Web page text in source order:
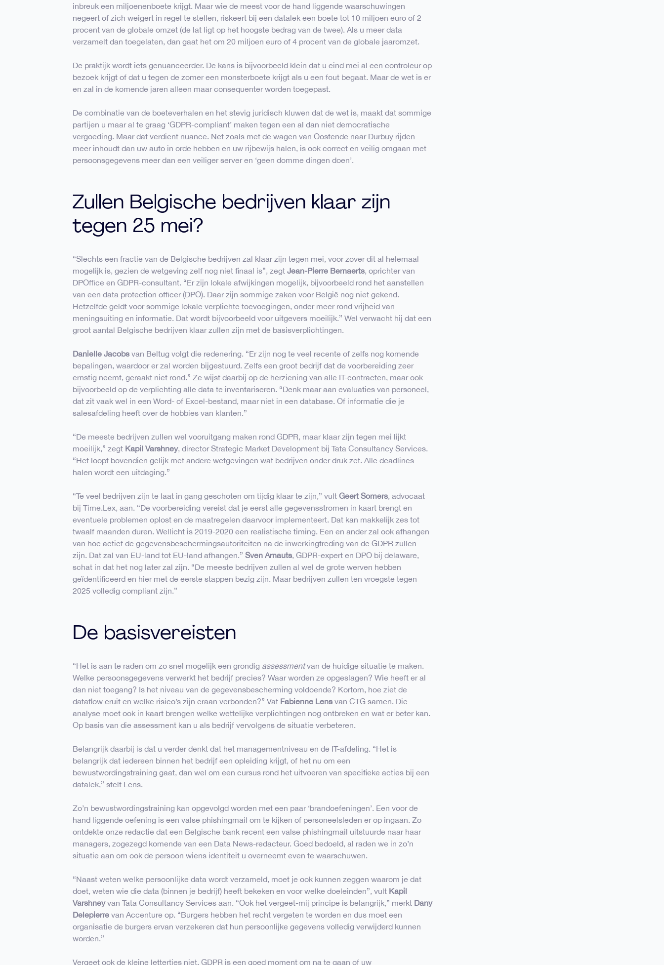
inbreuk een miljoenenboete krijgt. Maar wie de meest voor de hand liggende waarschuwingen
negeert of zich weigert in regel te stellen, riskeert bij een datalek een boete tot 10 miljoen euro of 2
procent van de globale omzet (de lat ligt op het hoogste bedrag van de twee). Als u meer data
verzamelt dan toegelaten, dan gaat het om 20 miljoen euro of 4 procent van de globale jaaromzet.
De praktijk wordt iets genuanceerder. De kans is bijvoorbeeld klein dat u eind mei al een controleur op
bezoek krijgt of dat u tegen de zomer een monsterboete krijgt als u een fout begaat. Maar de wet is er
en zal in de komende jaren alleen maar consequenter worden toegepast.
De combinatie van de boeteverhalen en het stevig juridisch kluwen dat de wet is, maakt dat sommige
partijen u maar al te graag ‘GDPR-compliant’ maken tegen een al dan niet democratische
vergoeding. Maar dat verdient nuance. Net zoals met de wagen van Oostende naar Durbuy rijden
meer inhoudt dan uw auto in orde hebben en uw rijbewijs halen, is ook correct en veilig omgaan met
persoonsgegevens meer dan een veiliger server en ‘geen domme dingen doen’.
Zullen Belgische bedrijven klaar zijn
tegen 25 mei?
“Slechts een fractie van de Belgische bedrijven zal klaar zijn tegen mei, voor zover dit al helemaal
mogelijk is, gezien de wetgeving zelf nog niet finaal is”, zegtJean-Pierre Bernaerts, oprichter van
DPOffice en GDPR-consultant. “Er zijn lokale afwijkingen mogelijk, bijvoorbeeld rond het aanstellen
van een data protection officer (DPO). Daar zijn sommige zaken voor België nog niet gekend.
Hetzelfde geldt voor sommige lokale verplichte toevoegingen, onder meer rond vrijheid van
meningsuiting en informatie. Dat wordt bijvoorbeeld voor uitgevers moeilijk.” Wel verwacht hij dat een
groot aantal Belgische bedrijven klaar zullen zijn met de basisverplichtingen.
Danielle Jacobs van Beltug volgt die redenering. “Er zijn nog te veel recente of zelfs nog komende
bepalingen, waardoor er zal worden bijgestuurd. Zelfs een groot bedrijf dat de voorbereiding zeer
ernstig neemt, geraakt niet rond.” Ze wijst daarbij op de herziening van alle IT-contracten, maar ook
bijvoorbeeld op de verplichting alle data te inventariseren. “Denk maar aan evaluaties van personeel,
dat zit vaak wel in een Word- of Excel-bestand, maar niet in een database. Of informatie die je
salesafdeling heeft over de hobbies van klanten.”
“De meeste bedrijven zullen wel vooruitgang maken rond GDPR, maar klaar zijn tegen mei lijkt
moeilijk,” zegt Kapil Varshney, director Strategic Market Development bij Tata Consultancy Services.
“Het loopt bovendien gelijk met andere wetgevingen wat bedrijven onder druk zet. Alle deadlines
halen wordt een uitdaging.”
“Te veel bedrijven zijn te laat in gang geschoten om tijdig klaar te zijn,” vultGeert Somers, advocaat
bij Time.Lex, aan. “De voorbereiding vereist dat je eerst alle gegevensstromen in kaart brengt en
eventuele problemen oplost en de maatregelen daarvoor implementeert. Dat kan makkelijk zes tot
twaalf maanden duren. Wellicht is 2019-2020 een realistische timing. Een en ander zal ook afhangen
van hoe actief de gegevensbeschermingsautoriteiten na de inwerkingtreding van de GDPR zullen
zijn. Dat zal van EU-land tot EU-land afhangen.”Sven Arnauts, GDPR-expert en DPO bij delaware,
schat in dat het nog later zal zijn. “De meeste bedrijven zullen al wel de grote werven hebben
geïdentificeerd en hier met de eerste stappen bezig zijn. Maar bedrijven zullen ten vroegste tegen
2025 volledig compliant zijn.”
De basisvereisten
“Het is aan te raden om zo snel mogelijk een grondig assessmentvan de huidige situatie te maken.
Welke persoonsgegevens verwerkt het bedrijf precies? Waar worden ze opgeslagen? Wie heeft er al
dan niet toegang? Is het niveau van de gegevensbescherming voldoende? Kortom, hoe ziet de
dataflow eruit en welke risico’s zijn eraan verbonden?” Vat Fabienne Lens van CTG samen. Die
analyse moet ook in kaart brengen welke wettelijke verplichtingen nog ontbreken en wat er beter kan.
Op basis van die assessment kan u als bedrijf vervolgens de situatie verbeteren.
Belangrijk daarbij is dat u verder denkt dat het managementniveau en de IT-afdeling. “Het is
belangrijk dat iedereen binnen het bedrijf een opleiding krijgt, of het nu om een
bewustwordingstraining gaat, dan wel om een cursus rond het uitvoeren van specifieke acties bij een
datalek,” stelt Lens.
Zo’n bewustwordingstraining kan opgevolgd worden met een paar ‘brandoefeningen’. Een voor de
hand liggende oefening is een valse phishingmail om te kijken of personeelsleden er op ingaan. Zo
ontdekte onze redactie dat een Belgische bank recent een valse phishingmail uitstuurde naar haar
managers, zogezegd komende van een Data News-redacteur. Goed bedoeld, al raden we in zo’n
situatie aan om ook de persoon wiens identiteit u overneemt even te waarschuwen.
“Naast weten welke persoonlijke data wordt verzameld, moet je ook kunnen zeggen waarom je dat
doet, weten wie die data (binnen je bedrijf) heeft bekeken en voor welke doeleinden”, vult Kapil
Varshneyvan Tata Consultancy Services aan. “Ook het vergeet-mij principe is belangrijk,” merkt Dany
Delepierre van Accenture op. “Burgers hebben het recht vergeten te worden en dus moet een
organisatie de burgers ervan verzekeren dat hun persoonlijke gegevens volledig verwijderd kunnen
worden.”
Vergeet ook de kleine lettertjes niet. GDPR is een goed moment om na te gaan of uw